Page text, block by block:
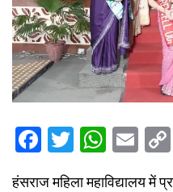
Facebook
Twitter
हंसराज महिला महाविद्यालय में